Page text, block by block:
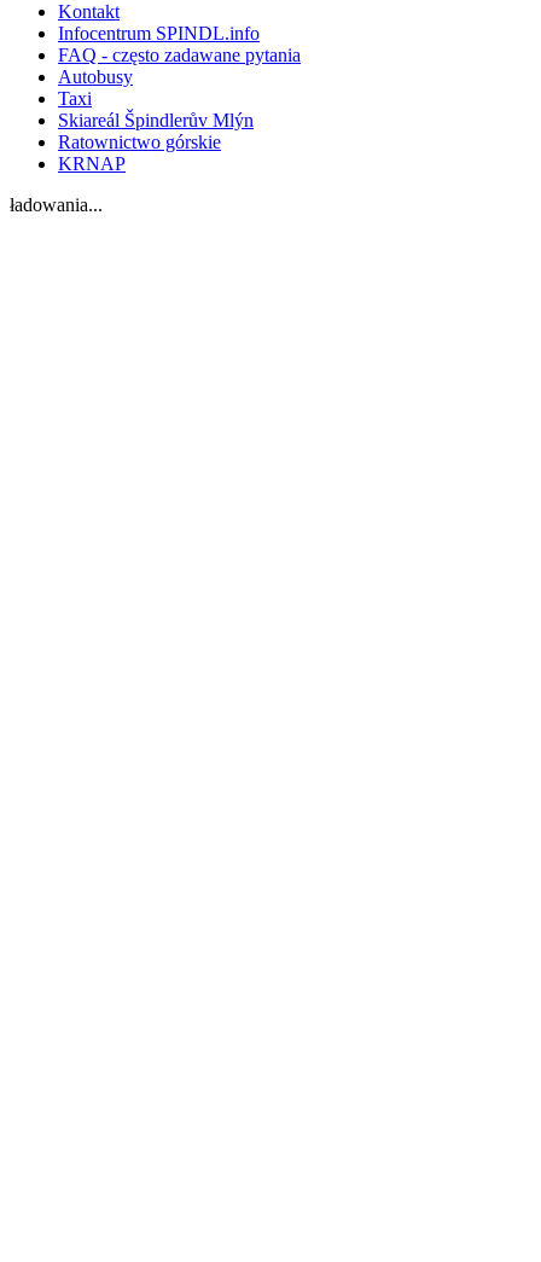
Kontakt
Infocentrum SPINDL.info
FAQ - często zadawane pytania
Autobusy
Taxi
Skiareál Špindlerův Mlýn
Ratownictwo górskie
KRNAP
ładowania...